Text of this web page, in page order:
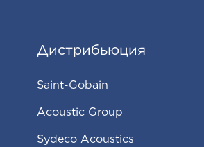
Дистрибьюция
Saint-Gobain
Acoustic Group
Sydeco Acoustics